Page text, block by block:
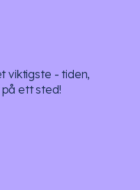
viktigste - tiden,
ett sted!